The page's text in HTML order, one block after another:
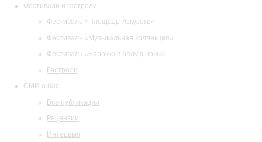
Фестивали и гастроли
Фестиваль «Площадь Искусств»
Фестиваль «Музыкальная коллекция»
Фестиваль «Барокко в белую ночь»
Гастроли
СМИ о нас
Все публикации
Рецензии
Интервью